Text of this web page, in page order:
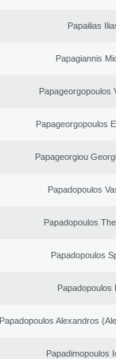
Papailias
Papagiannis
Papageorgopoulos
Papageorgopoulos
Papageorgiou
Papadopoulos
Papadopoulos
Papadopoulos
Papadopoulos
Papadopoulos Alexandros
Papadimopoulos